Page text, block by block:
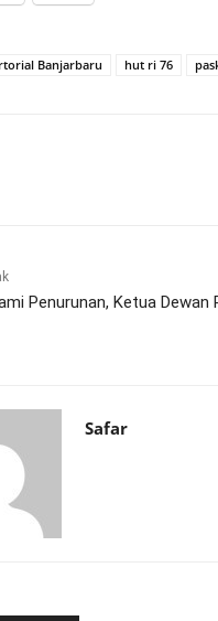
Banjarbaru hut ri 76
Penurunan, Ketua Dewan
Safar